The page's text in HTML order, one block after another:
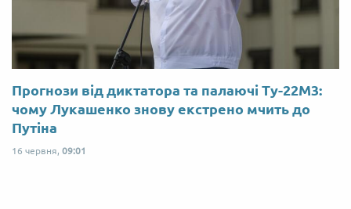
Прогнози від диктатора та палаючі Ту-22М3:
чому Лукашенко знову екстрено мчить до
Путіна
16 червня, 09:01